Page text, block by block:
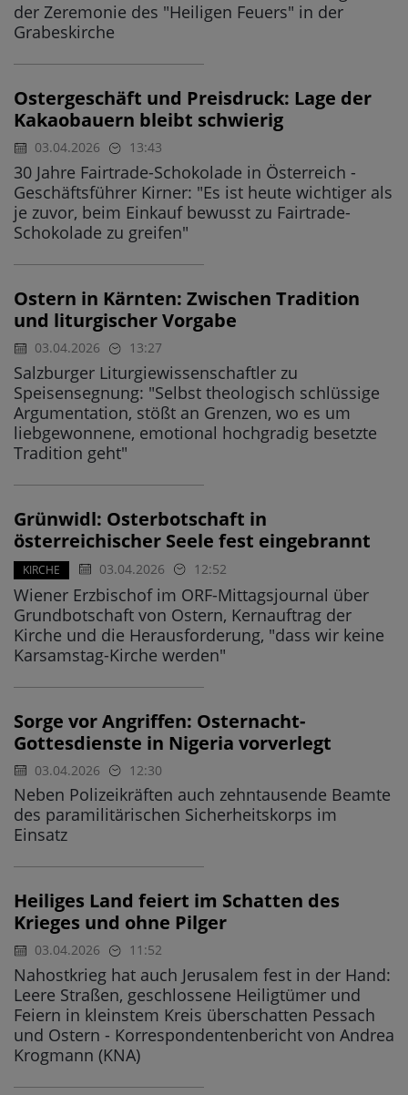
der Zeremonie des "Heiligen Feuers" in der
Grabeskirche
Ostergeschäft und Preisdruck: Lage der
Kakaobauern bleibt schwierig
03.04.2026 13:43
30 Jahre Fairtrade-Schokolade in Österreich -
Geschäftsführer Kirner: "Es ist heute wichtiger als
je zuvor, beim Einkauf bewusst zu Fairtrade-
Schokolade zu greifen"
Ostern in Kärnten: Zwischen Tradition
und liturgischer Vorgabe
03.04.2026 13:27
Salzburger Liturgiewissenschaftler zu
Speisensegnung: "Selbst theologisch schlüssige
Argumentation, stößt an Grenzen, wo es um
liebgewonnene, emotional hochgradig besetzte
Tradition geht"
Grünwidl: Osterbotschaft in
österreichischer Seele fest eingebrannt
KIRCHE 03.04.2026 12:52
Wiener Erzbischof im ORF-Mittagsjournal über
Grundbotschaft von Ostern, Kernauftrag der
Kirche und die Herausforderung, "dass wir keine
Karsamstag-Kirche werden"
Sorge vor Angriffen: Osternacht-
Gottesdienste in Nigeria vorverlegt
03.04.2026 12:30
Neben Polizeikräften auch zehntausende Beamte
des paramilitärischen Sicherheitskorps im
Einsatz
Heiliges Land feiert im Schatten des
Krieges und ohne Pilger
03.04.2026 11:52
Nahostkrieg hat auch Jerusalem fest in der Hand:
Leere Straßen, geschlossene Heiligtümer und
Feiern in kleinstem Kreis überschatten Pessach
und Ostern - Korrespondentenbericht von Andrea
Krogmann (KNA)